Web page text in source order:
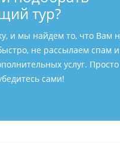
тур?
и мы найдем то, что Вам
не рассылаем спам
услуг. Просто
сами!